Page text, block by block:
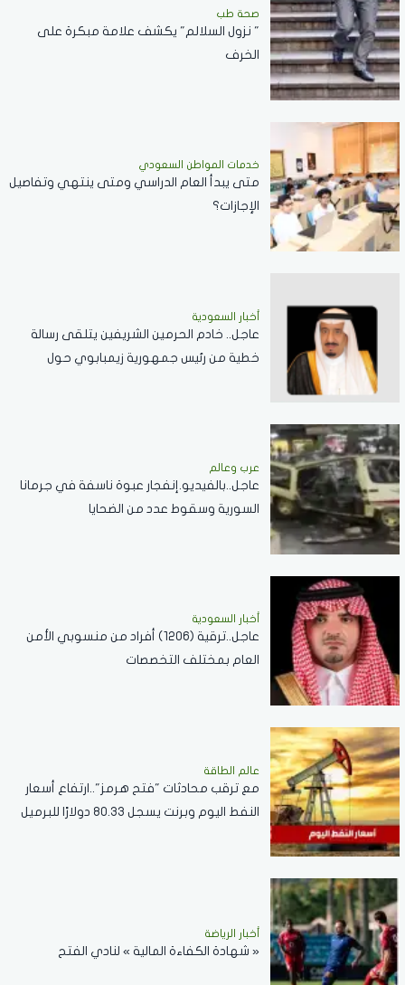
صحة طب
" نزول السلالم" يكشف علامة مبكرة على
الخرف
خدمات المواطن السعودي
‏متى يبدأ العام الدراسي ومتى ينتهي وتفاصيل
الإجازات؟
أخبار السعودية
عاجل.. خادم الحرمين الشريفين يتلقى رسالة
خطية من رئيس جمهورية زيمبابوي حول
عرب وعالم
عاجل..بالفيديو.إنفجار عبوة ناسفة في جرمانا
السورية وسقوط عدد من الضحايا
أخبار السعودية
عاجل..ترقية (1206) أفراد من منسوبي الأمن
العام بمختلف التخصصات
عالم الطاقة
مع ترقب محادثات "فتح هرمز"..ارتفاع أسعار
النفط اليوم وبرنت يسجل 80.33 دولارًا للبرميل
أخبار الرياضة
« شهادة الكفاءة المالية » لنادي الفتح